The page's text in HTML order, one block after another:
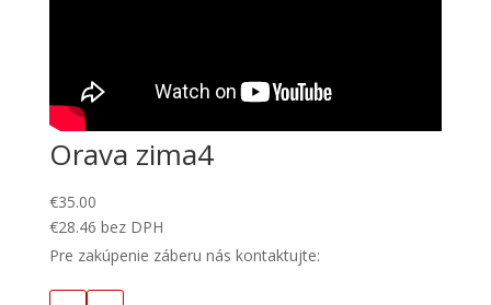
Orava zima4
€35.00
€28.46 bez DPH
Pre zakúpenie záberu nás kontaktujte: